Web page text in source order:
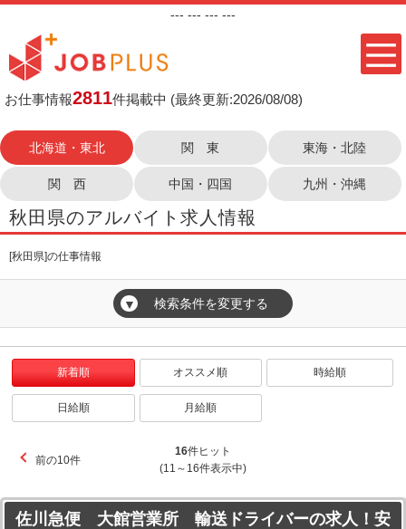
--- --- --- ---
お仕事情報2811件掲載中 (最終更新:2026/08/08)
北海道・東北 関 東 東海・北陸
関 西 中国・四国 九州・沖縄
秋田県のアルバイト求人情報
[秋田県]の仕事情報
▼ 検索条件を変更する
新着順 オススメ順 時給順
日給順 月給順
前の10件
16件ヒット
(11～16件表示中)
佐川急便 大館営業所 輸送ドライバーの求人！安